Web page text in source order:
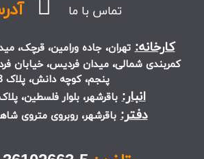
تماس با ما
کارخانه: تهران، جاده ورامین، قرچک،
کمربندی شمالی، میدان فردیس، خیابان
پنجم، کوچه دانش، پلاک 33
انبار: باقرشهر، بلوار فلسطین، پلاک 99 و
دفتر: باقرشهر، روبروی متروی